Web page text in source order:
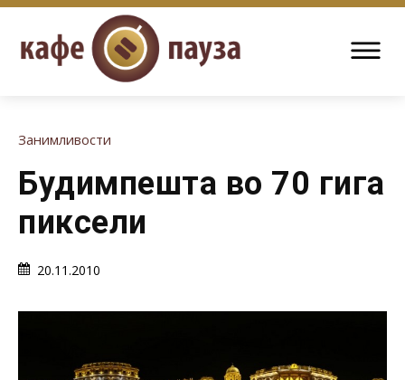
Занимливости
Будимпешта во 70 гига
пиксели
20.11.2010